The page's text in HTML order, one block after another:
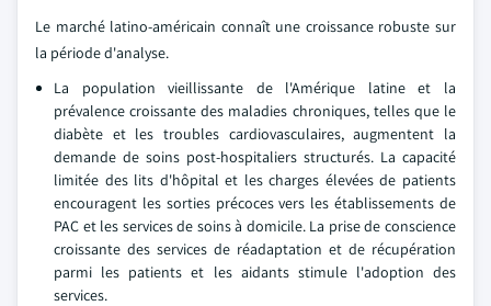
Le marché latino-américain connaît une croissance robuste sur
la période d'analyse.
La population vieillissante de l'Amérique latine et la
prévalence croissante des maladies chroniques, telles que le
diabète et les troubles cardiovasculaires, augmentent la
demande de soins post-hospitaliers structurés. La capacité
limitée des lits d'hôpital et les charges élevées de patients
encouragent les sorties précoces vers les établissements de
PAC et les services de soins à domicile. La prise de conscience
croissante des services de réadaptation et de récupération
parmi les patients et les aidants stimule l'adoption des
services.